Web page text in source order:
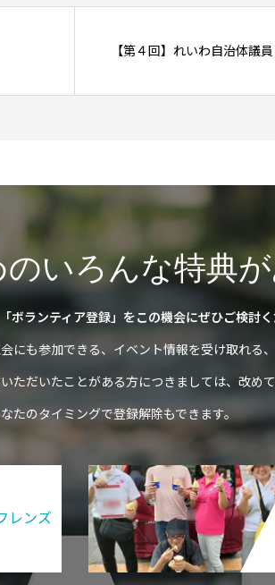
【第４回】れいわ自治体議員
いろんな特典
ボランティア登録」をこの機会にぜひご検討
にも参加できる、イベント情報を受け取れる
だいたことがある方につきましては、改めて
たのタイミングで登録解除もできます。
レンズ